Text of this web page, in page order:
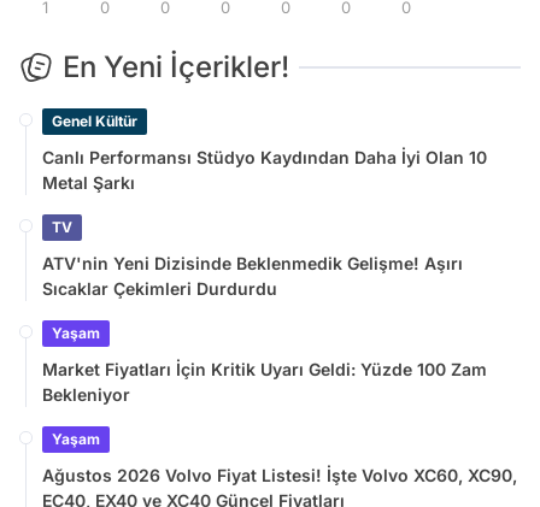
1 0 0 0 0 0 0
En Yeni İçerikler!
Genel Kültür
Canlı Performansı Stüdyo Kaydından Daha İyi Olan 10
Metal Şarkı
TV
ATV'nin Yeni Dizisinde Beklenmedik Gelişme! Aşırı
Sıcaklar Çekimleri Durdurdu
Yaşam
Market Fiyatları İçin Kritik Uyarı Geldi: Yüzde 100 Zam
Bekleniyor
Yaşam
Ağustos 2026 Volvo Fiyat Listesi! İşte Volvo XC60, XC90,
EC40, EX40 ve XC40 Güncel Fiyatları